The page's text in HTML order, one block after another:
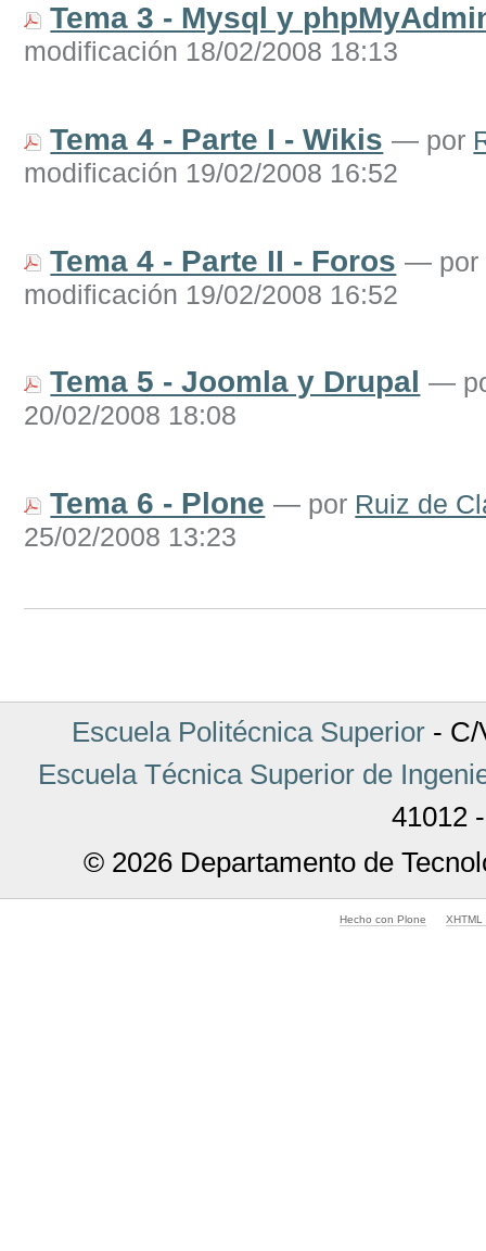
Tema 3 - Mysql y
modificación 18/02/2008 18:13
Tema 4 - Parte I - Wikis — por
modificación 19/02/2008 16:52
Tema 4 - Parte II - Foros — por
modificación 19/02/2008 16:52
Tema 5 - Joomla y Drupal —
20/02/2008 18:08
Tema 6 - Plone — por Ruiz de
25/02/2008 13:23
Escuela Politécnica Superior- C/
Escuela Técnica Superior de
41012
© 2026 Departamento de
Hecho con Plone XHTML